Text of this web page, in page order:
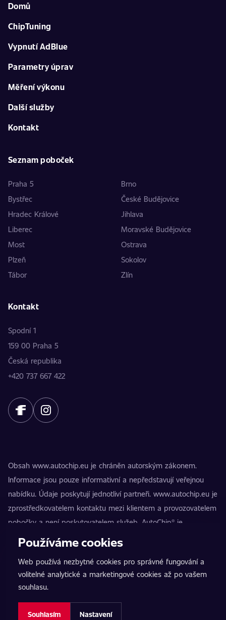
Domů
ChipTuning
Vypnutí AdBlue
Parametry úprav
Měření výkonu
Další služby
Kontakt
Seznam poboček
Praha 5
Brno
Bystřec
České Budějovice
Hradec Králové
Jihlava
Liberec
Moravské Budějovice
Most
Ostrava
Plzeň
Sokolov
Tábor
Zlín
Kontakt
Spodní 1
159 00 Praha 5
Česká republika
+420 737 667 422
Obsah www.autochip.eu je chráněn autorským zákonem.
Informace jsou pouze informativní a nepředstavují veřejnou
nabídku. Údaje poskytují jednotliví partneři. www.autochip.eu je
zprostředkovatelem kontaktu mezi klientem a provozovatelem
pobočky a není poskytovatelem služeb. AutoChip® je
registrovaná ochranná známka Petra Kučery. Úpravy, které
nezpůsobilosti vozidla k provozu na pozemních komunikacích.
Přesné informace poskytuje vždy konkrétní provozovatel
pobočky.
Nastavení cookies
Používáme cookies
Web používá nezbytné cookies pro správné fungování a
volitelné analytické a marketingové cookies až po vašem
souhlasu.
Souhlasím Nastavení